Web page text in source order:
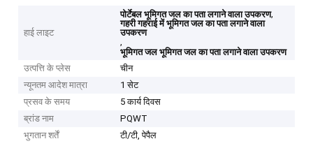
हाई लाइट
पोर्टेबल भूमिगत जल का पता लगाने वाला उपकरण,
गहरी गहराई में भूमिगत जल का पता लगाने वाला
उपकरण
,
भूमिगत जल भूमिगत जल का पता लगाने वाला उपकरण
उत्पत्ति के प्लेस
चीन
न्यूनतम आदेश मात्रा
1 सेट
प्रसव के समय
5 कार्य दिवस
ब्रांड नाम
PQWT
भुगतान शर्तें
टी/टी, पेपैल